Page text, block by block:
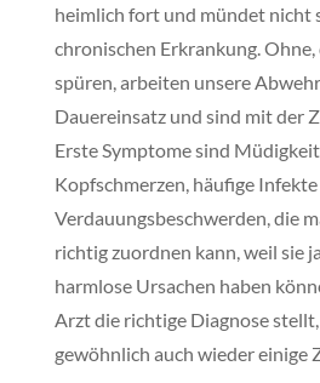
heimlich fort und mündet nicht
chronischen Erkrankung.
spüren, arbeiten unsere
Dauereinsatz und sind mit der
Erste Symptome sind
Kopfschmerzen, häufige
Verdauungsbeschwerden, die
richtig zuordnen kann, weil sie
harmlose Ursachen haben
Arzt die richtige Diagnose
gewöhnlich auch wieder einige